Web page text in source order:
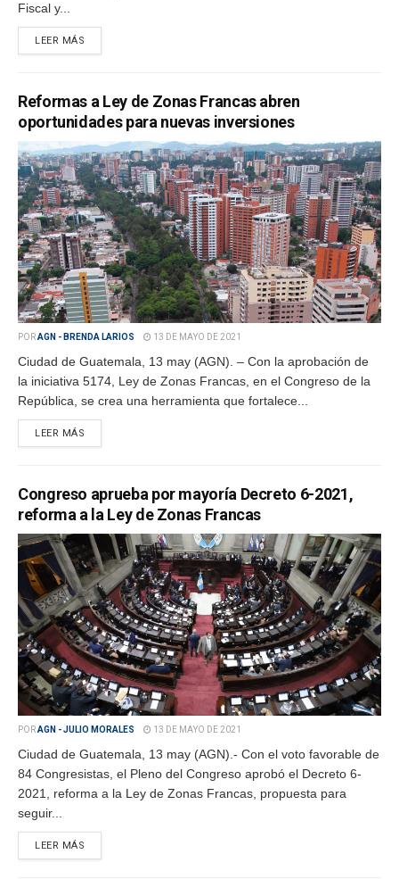
Fiscal y...
LEER MÁS
Reformas a Ley de Zonas Francas abren
oportunidades para nuevas inversiones
PORAGN - BRENDA LARIOS 13 DE MAYO DE 2021
Ciudad de Guatemala, 13 may (AGN). – Con la aprobación de
la iniciativa 5174, Ley de Zonas Francas, en el Congreso de la
República, se crea una herramienta que fortalece...
LEER MÁS
Congreso aprueba por mayoría Decreto 6-2021,
reforma a la Ley de Zonas Francas
PORAGN - JULIO MORALES 13 DE MAYO DE 2021
Ciudad de Guatemala, 13 may (AGN).- Con el voto favorable de
84 Congresistas, el Pleno del Congreso aprobó el Decreto 6-
2021, reforma a la Ley de Zonas Francas, propuesta para
seguir...
LEER MÁS